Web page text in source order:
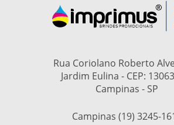
Rua Coriolano Roberto
Jardim Eulina - CEP:
Campinas - SP
Campinas (19) 3245-